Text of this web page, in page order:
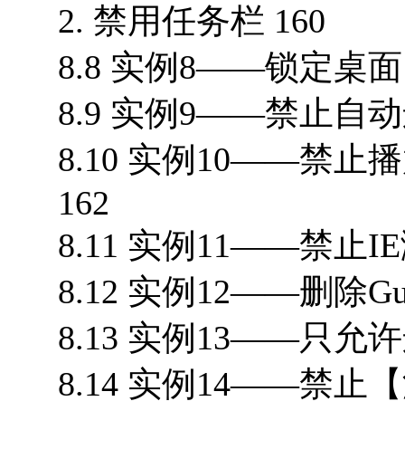
2. 禁用任务栏 160
8.8 实例8——锁定桌面
8.9 实例9——禁止自动
8.10 实例10——禁止
162
8.11 实例11——禁止IE
8.12 实例12——删除
8.13 实例13——只允许
8.14 实例14——禁止【